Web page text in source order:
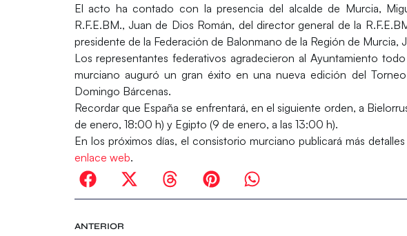
El acto ha contado con la presencia del alcalde de Murcia,
R.F.E.BM., Juan de Dios Román, del director general de la
presidente de la Federación de Balonmano de la Región de Murcia,
Los representantes federativos agradecieron al Ayuntamiento
murciano auguró un gran éxito en una nueva edición del
Domingo Bárcenas.
Recordar que España se enfrentará, en el siguiente orden, a
de enero, 18:00 h) y Egipto (9 de enero, a las 13:00 h).
En los próximos días, el consistorio murciano publicará más
enlace web.
ANTERIOR